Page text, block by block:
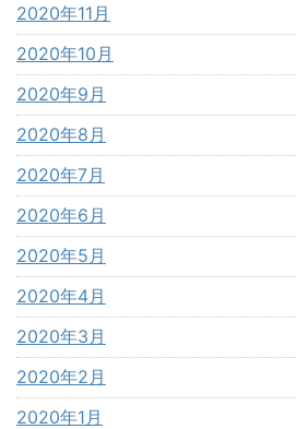
2020年11月
2020年10月
2020年9月
2020年8月
2020年7月
2020年6月
2020年5月
2020年4月
2020年3月
2020年2月
2020年1月